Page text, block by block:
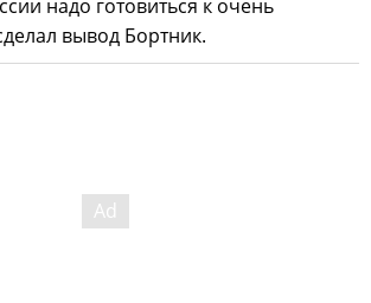
надо готовиться к очень
вывод Бортник.